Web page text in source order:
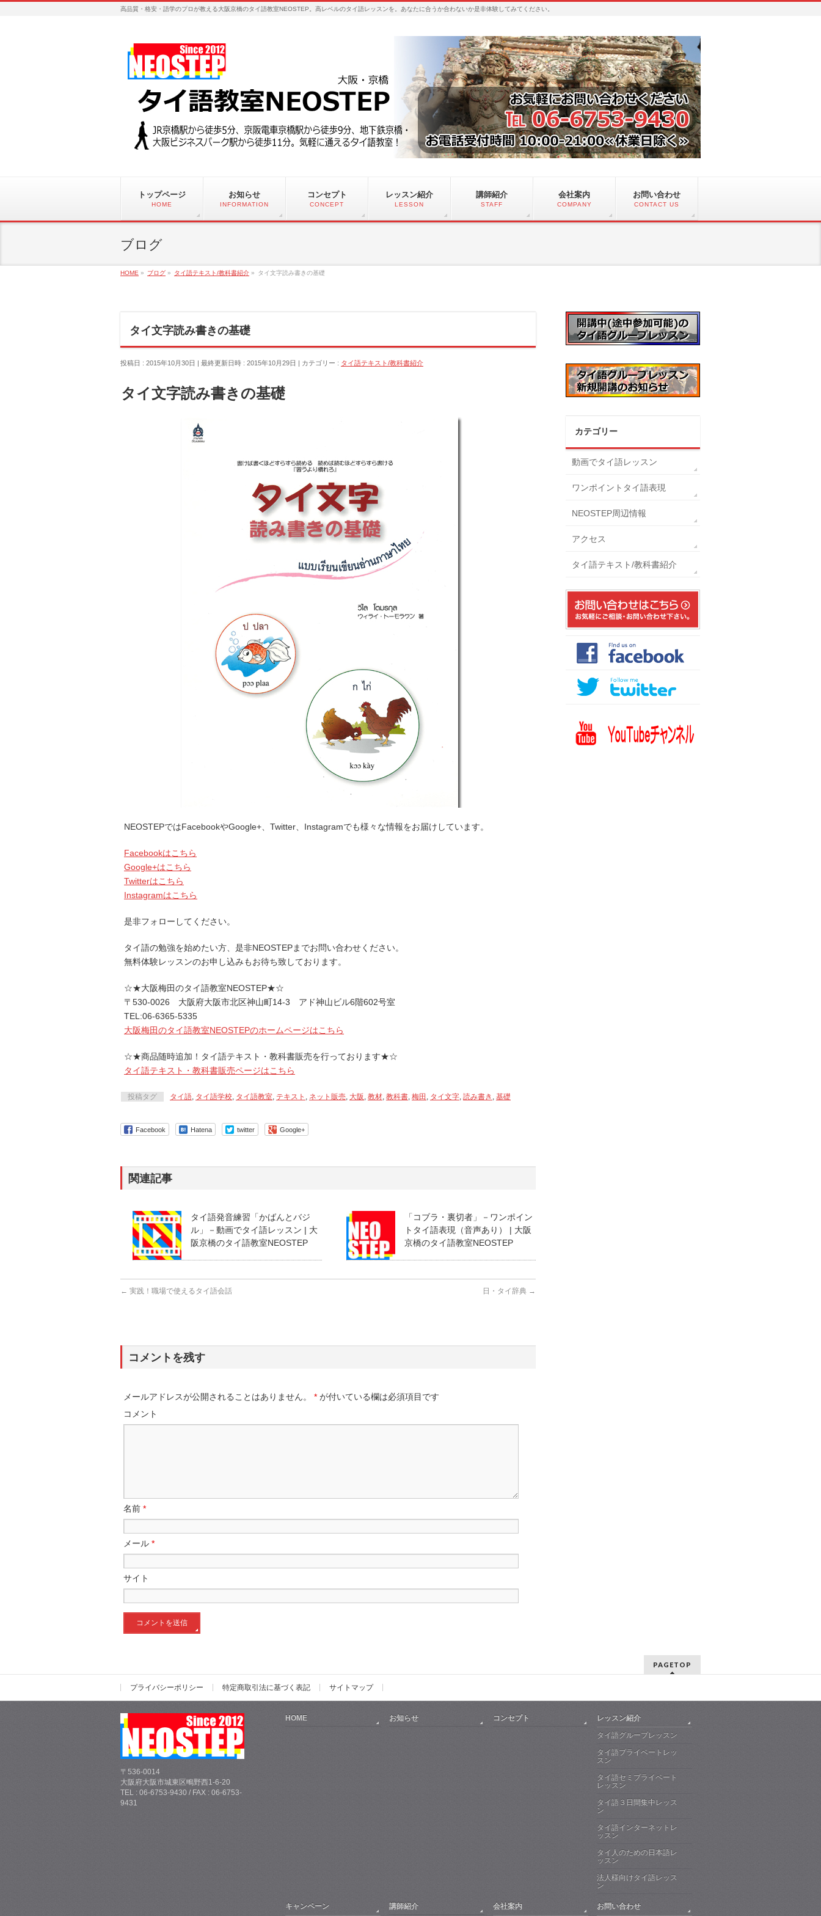
高品質・格安・語学のプロが教える大阪京橋のタイ語教室NEOSTEP。高レベルのタイ語レッスンを。あなたに合うか合わないか是非体験してみてください。
トップページ
HOME
お知らせ
INFORMATION
コンセプト
CONCEPT
レッスン紹介
LESSON
講師紹介
STAFF
会社案内
COMPANY
お問い合わせ
CONTACT US
ブログ
HOME » ブログ » タイ語テキスト/教科書紹介 » タイ文字読み書きの基礎
タイ文字読み書きの基礎
投稿日 : 2015年10月30日 最終更新日時 : 2015年10月29日 カテゴリー : タイ語テキスト/教科書紹介
タイ文字読み書きの基礎
NEOSTEPではFacebookやGoogle+、Twitter、Instagramでも様々な情報をお届けしています。
Facebookはこちら
Google+はこちら
Twitterはこちら
Instagramはこちら
是非フォローしてください。
タイ語の勉強を始めたい方、是非NEOSTEPまでお問い合わせください。
無料体験レッスンのお申し込みもお待ち致しております。
☆★大阪梅田のタイ語教室NEOSTEP★☆
〒530-0026 大阪府大阪市北区神山町14-3 アド神山ビル6階602号室
TEL:06-6365-5335
大阪梅田のタイ語教室NEOSTEPのホームページはこちら
☆★商品随時追加！タイ語テキスト・教科書販売を行っております★☆
タイ語テキスト・教科書販売ページはこちら
投稿タグ タイ語, タイ語学校, タイ語教室, テキスト , ネット販売, 大阪 , 教材, 教科書, 梅田 , タイ文字, 読み書き , 基礎
Facebook Hatena twitter Google+
関連記事
タイ語発音練習「かばんとバジ
ル」－動画でタイ語レッスン | 大
阪京橋のタイ語教室NEOSTEP
「コブラ・裏切者」－ワンポイン
トタイ語表現（音声あり） | 大阪
京橋のタイ語教室NEOSTEP
← 実践！職場で使えるタイ語会話 日・タイ辞典 →
コメントを残す
メールアドレスが公開されることはありません。 * が付いている欄は必須項目です
コメント
名前 *
メール *
サイト
カテゴリー
動画でタイ語レッスン
ワンポイントタイ語表現
NEOSTEP周辺情報
アクセス
タイ語テキスト/教科書紹介
PAGETOP
プライバシーポリシー 特定商取引法に基づく表記 サイトマップ
〒536-0014
大阪府大阪市城東区鴫野西1-6-20
TEL : 06-6753-9430 / FAX : 06-6753-
9431
HOME お知らせ コンセプト
レッスン紹介
タイ語グループレッスン
タイ語プライベートレッ
スン
タイ語セミプライベート
レッスン
タイ語３日間集中レッス
ン
タイ語インターネットレ
ッスン
タイ人のための日本語レ
ッスン
法人様向けタイ語レッス
ン
キャンペーン 講師紹介 会社案内 お問い合わせ